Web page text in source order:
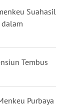
Suahasil
dalam
Tembus
Purbaya